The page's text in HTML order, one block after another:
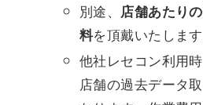
別途、 店舗あたり
料を頂戴いたします
他社レセコン利用
店舗の過去データ